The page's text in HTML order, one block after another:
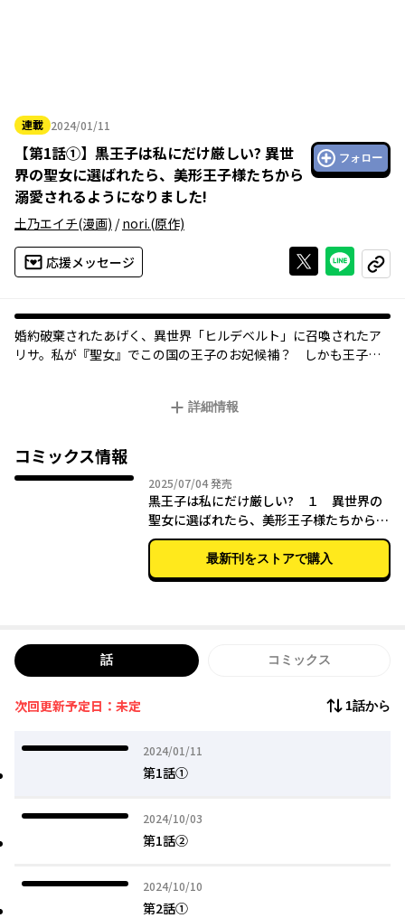
連載 2024/01/11
2024年01月11日
【第1話①】 黒王子は私にだけ厳しい? 異世
界の聖女に選ばれたら、美形王子様たちから
溺愛されるようになりました!
フォロー
土乃エイチ(漫画) /nori.(原作)
応援メッセージ Xで投稿する
ライン
コピー
婚約破棄されたあげく、異世界「ヒルデベルト」に召喚されたア
リサ。私が『聖女』でこの国の王子のお妃候補？ しかも王子が
ルト。この中から一人選べと言われても、そんなことできませ
人と交流を深めていきーー？ 異世界シンデレラ甘辛ラブストー
リー！
詳細情報
コミックス情報
2025/07/042025年07月04日
発売
黒王子は私にだけ厳しい? １ 異世界の
聖女に選ばれたら、美形王子様たちから溺
愛されるようになりました！
最新刊をストアで購入
話 コミックス
次回更新予定日：未定 1話から
2024/01/11
2024年01月11日
第1話①
2024/10/03
2024年10月03日
第1話②
2024/10/10
2024年10月10日
第2話①